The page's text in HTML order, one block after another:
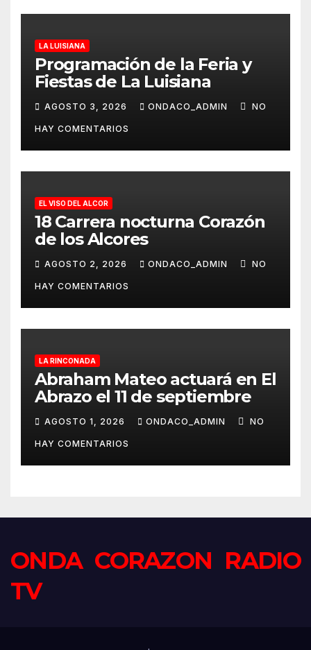
LA LUISIANA
Programación de la Feria y
Fiestas de La Luisiana
AGOSTO 3, 2026 ONDACO_ADMIN NO
HAY COMENTARIOS
EL VISO DEL ALCOR
18 Carrera nocturna Corazón
de los Alcores
AGOSTO 2, 2026 ONDACO_ADMIN NO
HAY COMENTARIOS
LA RINCONADA
Abraham Mateo actuará en El
Abrazo el 11 de septiembre
AGOSTO 1, 2026 ONDACO_ADMIN NO
HAY COMENTARIOS
ONDA CORAZON RADIO
TV